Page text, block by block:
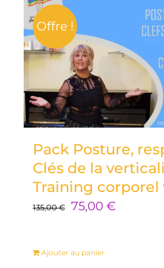
Offre !
Pack Posture,
Clés de la
Training corporel
135,00€
Le
75,00 €Le
Ajouter au panier